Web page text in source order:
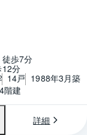
歩7分
12分
14戸 1988年3月築
階建
詳細